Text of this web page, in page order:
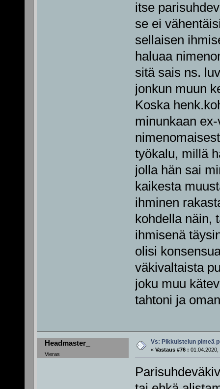
itse
se ei
sellaisen
haluaa
sitä sais ns.
jonkun muun
Koska
minunkaan
työkalu, millä
jolla hän sai
kaikesta
ihminen
kohdella näin,
ihmisenä
olisi
väkivaltaista
joku muu
tahtoni ja
Headmaster_
Vieras
Vs: Pikkuistelun pimeä
« Vastaus #76 : 01.04.2020,